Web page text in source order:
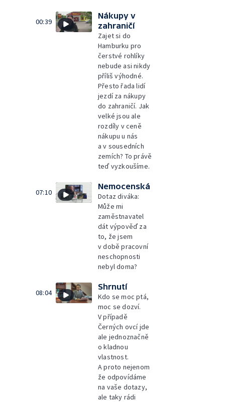
00:39
Nákupy v
zahraničí
Zajet si do
Hamburku pro
čerstvé rohlíky
nebude asi nikdy
příliš výhodné.
Přesto řada lidí
jezdí za nákupy
do zahraničí. Jak
velké jsou ale
rozdíly v ceně
nákupu u nás
a v sousedních
zemích? To právě
teď vyzkoušíme.
07:10
Nemocenská
Dotaz diváka:
Může mi
zaměstnavatel
dát výpověď za
to, že jsem
v době pracovní
neschopnosti
nebyl doma?
08:04
Shrnutí
Kdo se moc ptá,
moc se dozví.
V případě
Černých ovcí jde
ale jednoznačně
o kladnou
vlastnost.
A proto nejenom
že odpovídáme
na vaše dotazy,
ale taky rádi